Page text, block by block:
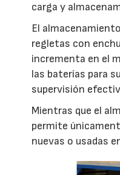
carga y
El
regletas con
incrementa en el
las baterías para
supervisión
Mientras que el
permite
nuevas o usadas